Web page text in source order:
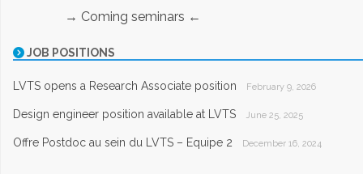
→ Coming seminars ←
JOB POSITIONS
LVTS opens a Research Associate position February 9, 2026
Design engineer position available at LVTS June 25, 2025
Offre Postdoc au sein du LVTS – Equipe 2 December 16, 2024